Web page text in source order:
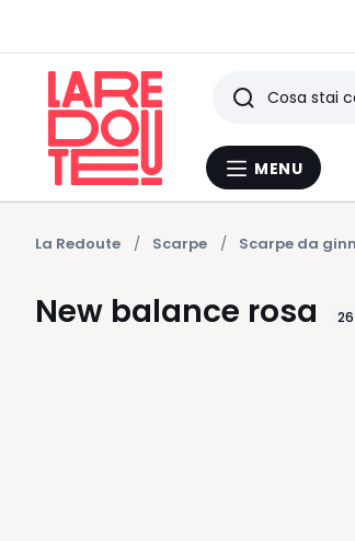
Menu
MENU
Ricerca
Ultimi
articoli
visti
La Redoute Scarpe Scarpe da
New balance rosa 26